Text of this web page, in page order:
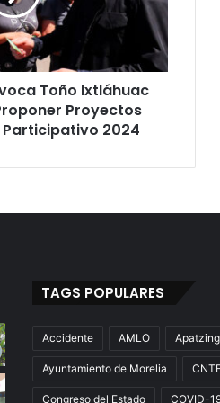
Toño Ixtláhuac
Proyectos
Participativo 2024
TAGS POPULARES
Accidente AMLO
Ayuntamiento de Morelia
Congreso del Estado COVID-